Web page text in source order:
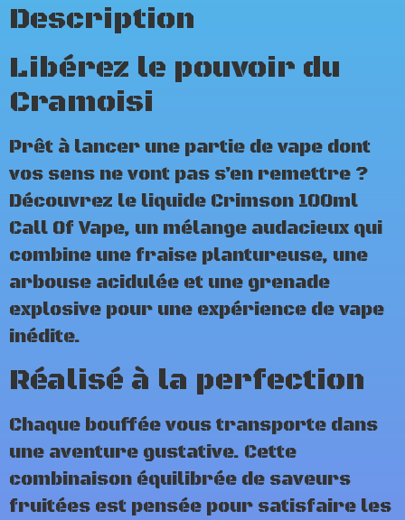
Description
Libérez le pouvoir du
Cramoisi
Prêt à lancer une partie de vape dont
vos sens ne vont pas s’en remettre ?
Découvrez le liquide Crimson 100ml
Call Of Vape, un mélange audacieux qui
combine une fraise plantureuse, une
arbouse acidulée et une grenade
explosive pour une expérience de vape
inédite.
Réalisé à la perfection
Chaque bouffée vous transporte dans
une aventure gustative. Cette
combinaison équilibrée de saveurs
fruitées est pensée pour satisfaire les